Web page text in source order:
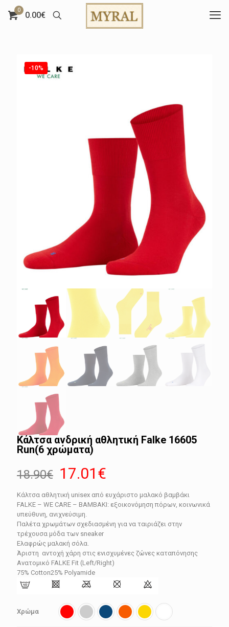
0
0.00€
-10%
Κάλτσα ανδρική αθλητική Falke 16605
Run(6 χρώματα)
18.90€ Original
price
was:
18.90€.
17.01 €
τρέχουσα
τιμή
είναι:
Κάλτσα αθλητική unisex από ευχάριστο μαλακό βαμβάκι
FALKE – WE CARE – ΒΑΜΒΑΚΙ: εξοικονόμηση πόρων, κοινωνικά
υπεύθυνη, ανιχνεύσιμη.
Παλέτα χρωμάτων σχεδιασμένη για να ταιριάζει στην
τρέχουσα μόδα των sneaker
Ελαφρώς μαλακή σόλα.
Άριστη αντοχή χάρη στις ενισχυμένες ζώνες καταπόνησης
Ανατομικό FALKE Fit (Left/Right)
75% Cotton25% Polyamide
Χρώμα